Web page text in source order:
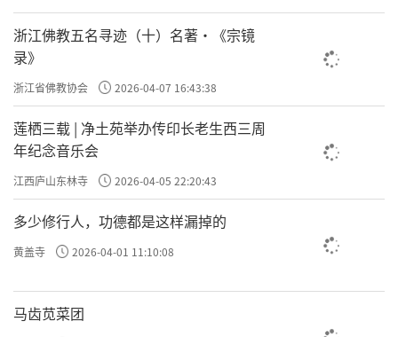
浙江佛教五名寻迹（十）名著·《宗镜
录》
浙江省佛教协会 2026-04-07 16:43:38
莲栖三载 | 净土苑举办传印长老生西三周
年纪念音乐会
江西庐山东林寺 2026-04-05 22:20:43
多少修行人，功德都是这样漏掉的
黄盖寺 2026-04-01 11:10:08
马齿苋菜团